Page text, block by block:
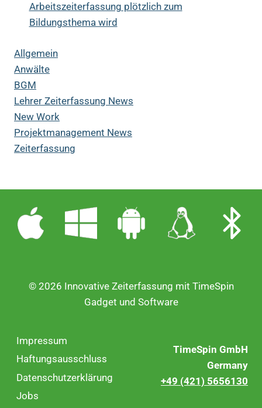
Arbeitszeiterfassung plötzlich zum
Bildungsthema wird
Allgemein
Anwälte
BGM
Lehrer Zeiterfassung News
New Work
Projektmanagement News
Zeiterfassung
Impressum
Haftungsausschluss
Datenschutzerklärung
Jobs
© 2026 Innovative Zeiterfassung mit TimeSpin
Gadget und Software
TimeSpin GmbH
Germany
+49 (421) 5656130